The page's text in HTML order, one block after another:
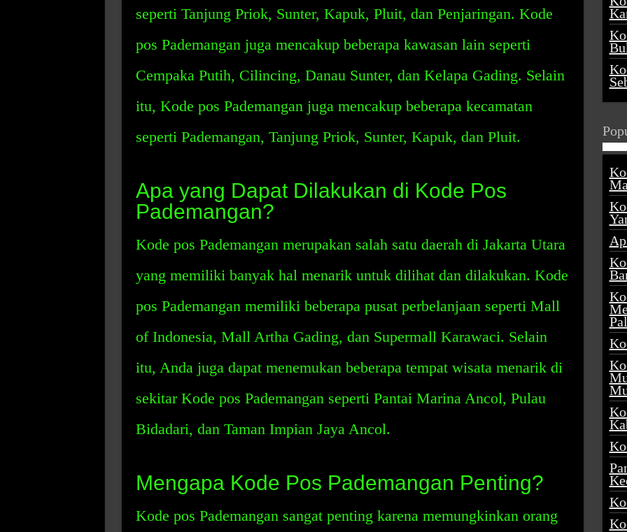
seperti Tanjung Priok, Sunter, Kapuk, Pluit, dan Penjaringan. Kode
pos Pademangan juga mencakup beberapa kawasan lain seperti
Cempaka Putih, Cilincing, Danau Sunter, dan Kelapa Gading. Selain
itu, Kode pos Pademangan juga mencakup beberapa kecamatan
seperti Pademangan, Tanjung Priok, Sunter, Kapuk, dan Pluit.
Apa yang Dapat Dilakukan di Kode Pos
Pademangan?
Kode pos Pademangan merupakan salah satu daerah di Jakarta Utara
yang memiliki banyak hal menarik untuk dilihat dan dilakukan. Kode
pos Pademangan memiliki beberapa pusat perbelanjaan seperti Mall
of Indonesia, Mall Artha Gading, dan Supermall Karawaci. Selain
itu, Anda juga dapat menemukan beberapa tempat wisata menarik di
sekitar Kode pos Pademangan seperti Pantai Marina Ancol, Pulau
Bidadari, dan Taman Impian Jaya Ancol.
Mengapa Kode Pos Pademangan Penting?
Kode pos Pademangan sangat penting karena memungkinkan orang